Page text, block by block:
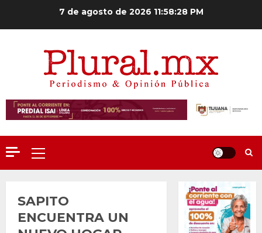
7 de agosto de 2026 11:58:28 PM
Menú
principal
SAPITO
ENCUENTRA UN